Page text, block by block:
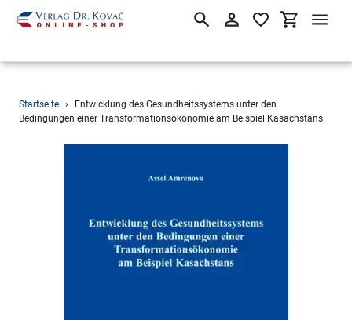
Direkt
zum
SuchenEinloggen
Startseite ›
Entwicklung des Gesundheitssystems unter den
Bedingungen einer Transformationsökonomie am Beispiel Kasachstans